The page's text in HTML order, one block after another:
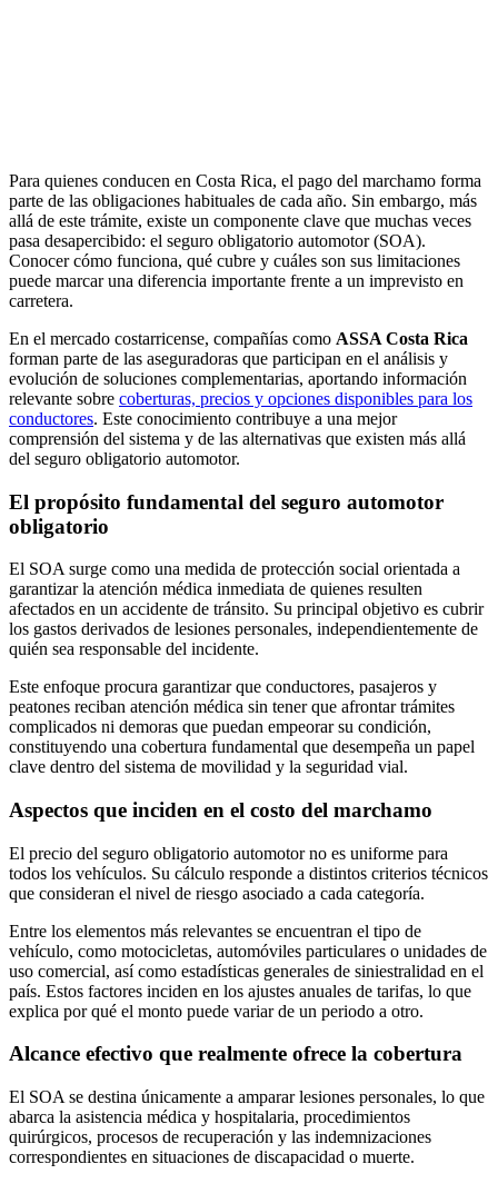
Para quienes conducen en Costa Rica, el pago del marchamo forma
parte de las obligaciones habituales de cada año. Sin embargo, más
allá de este trámite, existe un componente clave que muchas veces
pasa desapercibido: el seguro obligatorio automotor (SOA).
Conocer cómo funciona, qué cubre y cuáles son sus limitaciones
puede marcar una diferencia importante frente a un imprevisto en
carretera.
En el mercado costarricense, compañías como ASSA Costa Rica
forman parte de las aseguradoras que participan en el análisis y
evolución de soluciones complementarias, aportando información
relevante sobre coberturas, precios y opciones disponibles para los
conductores. Este conocimiento contribuye a una mejor
comprensión del sistema y de las alternativas que existen más allá
del seguro obligatorio automotor.
El propósito fundamental del seguro automotor
obligatorio
El SOA surge como una medida de protección social orientada a
garantizar la atención médica inmediata de quienes resulten
afectados en un accidente de tránsito. Su principal objetivo es cubrir
los gastos derivados de lesiones personales, independientemente de
quién sea responsable del incidente.
Este enfoque procura garantizar que conductores, pasajeros y
peatones reciban atención médica sin tener que afrontar trámites
complicados ni demoras que puedan empeorar su condición,
constituyendo una cobertura fundamental que desempeña un papel
clave dentro del sistema de movilidad y la seguridad vial.
Aspectos que inciden en el costo del marchamo
El precio del seguro obligatorio automotor no es uniforme para
todos los vehículos. Su cálculo responde a distintos criterios técnicos
que consideran el nivel de riesgo asociado a cada categoría.
Entre los elementos más relevantes se encuentran el tipo de
vehículo, como motocicletas, automóviles particulares o unidades de
uso comercial, así como estadísticas generales de siniestralidad en el
país. Estos factores inciden en los ajustes anuales de tarifas, lo que
explica por qué el monto puede variar de un periodo a otro.
Alcance efectivo que realmente ofrece la cobertura
El SOA se destina únicamente a amparar lesiones personales, lo que
abarca la asistencia médica y hospitalaria, procedimientos
quirúrgicos, procesos de recuperación y las indemnizaciones
correspondientes en situaciones de discapacidad o muerte.